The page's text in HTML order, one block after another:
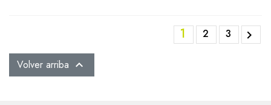
1 2 3 
Volver arriba 